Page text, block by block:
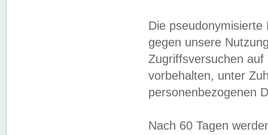
Die
gegen unsere
Zugriffsversuchen
vorbehalten, unter
personenbezogenen
Nach 60 Tagen